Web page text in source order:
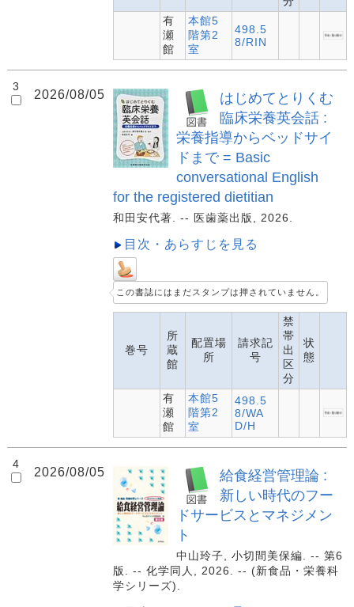
有
瀬
館
本館5
階第2
室
498.5
8/RIN
3
2026/08/05
はじめてとりくむ
臨床栄養英会話 :
栄養指導からベッドサイ
ドまで = Basic
conversational English
for the registered dietitian
和田安代著. -- 医歯薬出版, 2026.
目次・あらすじを見る
この書誌にはまだスタンプは押されていません。
巻号
所
蔵
館
配置場
所
請求記
号
禁
帯
出
区
分
状
態
有
瀬
館
本館5
階第2
室
498.5
8/WA
D/H
4
2026/08/05
給食経営管理論 :
新しい時代のフー
ドサービスとマネジメン
ト
中山玲子, 小切間美保編. -- 第6
版. -- 化学同人, 2026. -- (新食品・栄養科
学シリーズ).